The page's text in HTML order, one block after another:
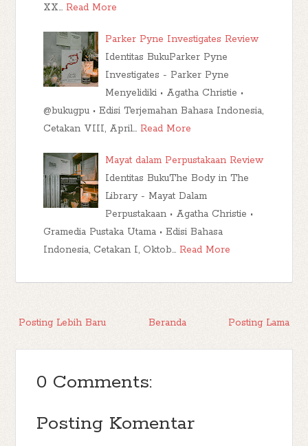
XX… Read More
Parker Pyne Investigates Review
Identitas BukuParker Pyne
Investigates - Parker Pyne
Menyelidiki • Agatha Christie •
@bukugpu • Edisi Terjemahan Bahasa Indonesia,
Cetakan VIII, April… Read More
Mayat dalam Perpustakaan Review
Identitas BukuThe Body in The
Library - Mayat Dalam
Perpustakaan • Agatha Christie •
Gramedia Pustaka Utama • Edisi Bahasa
Indonesia, Cetakan I, Oktob… Read More
Posting Lebih Baru Posting Lama
Beranda
0 Comments:
Posting Komentar